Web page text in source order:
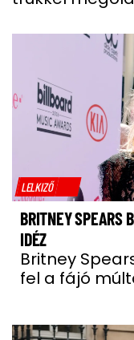
LELKIZŐ
BRITNEY SPEARS
IDÉZ
Britney
fel a fájó